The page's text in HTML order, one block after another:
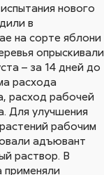
нового
в
на сорте яблони
опрыскивали
– за 14 дней до
расхода
расход рабочей
Для улучшения
рабочим
адъювант
раствор. В
применяли